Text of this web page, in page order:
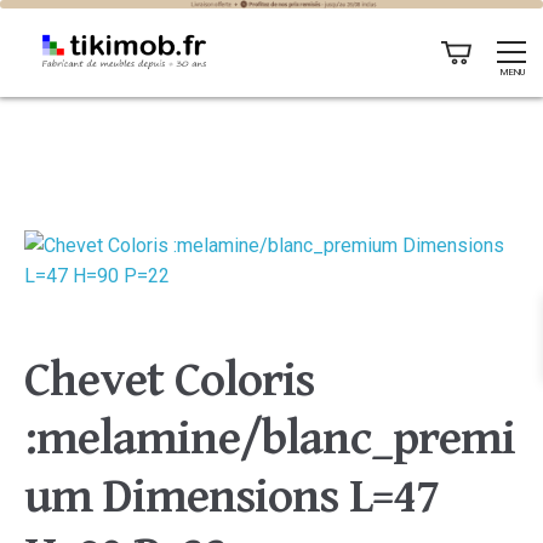
MENU
Chevet Coloris
:melamine/blanc_premi
um Dimensions L=47